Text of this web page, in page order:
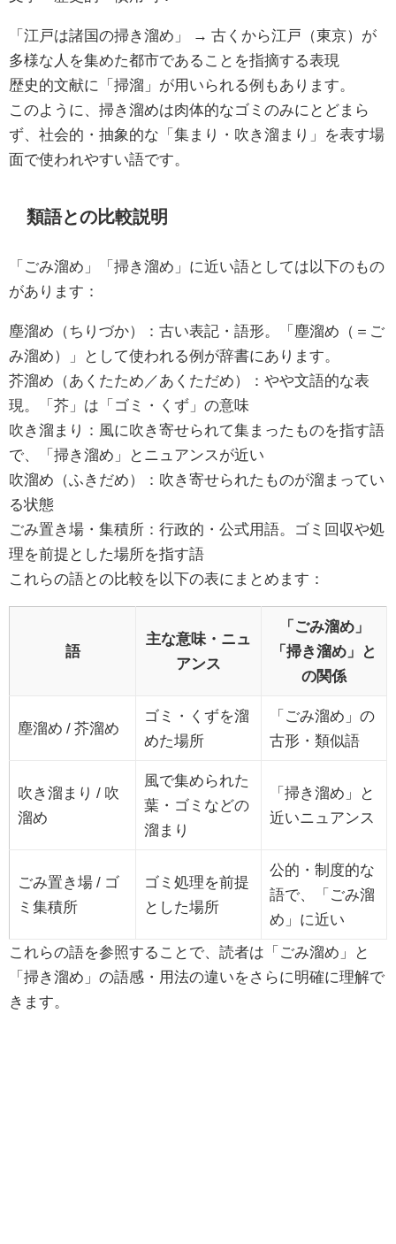
「江戸は諸国の掃き溜め」 → 古くから江戸（東京）が
多様な人を集めた都市であることを指摘する表現
歴史的文献に「掃溜」が用いられる例もあります。
このように、掃き溜めは肉体的なゴミのみにとどまら
ず、社会的・抽象的な「集まり・吹き溜まり」を表す場
面で使われやすい語です。
類語との比較説明
「ごみ溜め」「掃き溜め」に近い語としては以下のもの
があります：
塵溜め（ちりづか）：古い表記・語形。「塵溜め（＝ご
み溜め）」として使われる例が辞書にあります。
芥溜め（あくたため／あくただめ）：やや文語的な表
現。「芥」は「ゴミ・くず」の意味
吹き溜まり：風に吹き寄せられて集まったものを指す語
で、「掃き溜め」とニュアンスが近い
吹溜め（ふきだめ）：吹き寄せられたものが溜まってい
る状態
ごみ置き場・集積所：行政的・公式用語。ゴミ回収や処
理を前提とした場所を指す語
これらの語との比較を以下の表にまとめます：
語
主な意味・ニュ
アンス
「ごみ溜め」
「掃き溜め」と
の関係
塵溜め / 芥溜め
ゴミ・くずを溜
めた場所
「ごみ溜め」の
古形・類似語
吹き溜まり / 吹
溜め
風で集められた
葉・ゴミなどの
溜まり
「掃き溜め」と
近いニュアンス
ごみ置き場 / ゴ
ミ集積所
ゴミ処理を前提
とした場所
公的・制度的な
語で、「ごみ溜
め」に近い
これらの語を参照することで、読者は「ごみ溜め」と
「掃き溜め」の語感・用法の違いをさらに明確に理解で
きます。